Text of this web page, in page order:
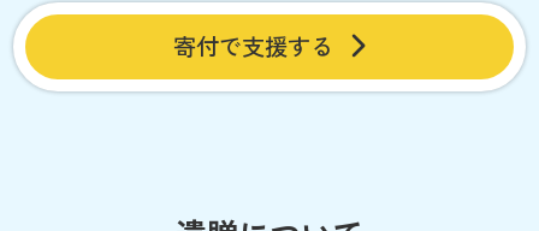
寄付で支援する